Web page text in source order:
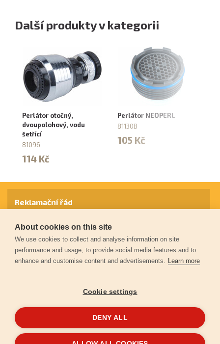
Další produkty v kategorii
Perlátor otočný,
dvoupolohový, vodu
šetřící
81096
114 Kč
Perlátor NEOPERL
81130B
105 Kč
© 2026Extol.cz- Všechna práva vyhrazena
Reklamační řád
Záruční podmínky
Ochrana osobních údajů
About cookies on this site
We use cookies to collect and analyse information on site
performance and usage, to provide social media features and to
enhance and customise content and advertisements. Learn more
Cookie settings
DENY ALL